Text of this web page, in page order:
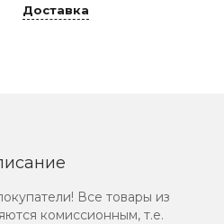
Доставка
Все товары из
комиссионным, т.е.